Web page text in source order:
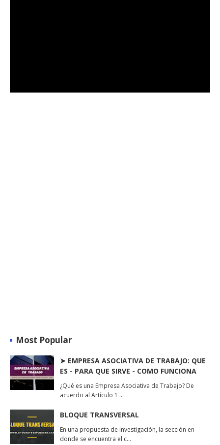
Most Popular
➤ EMPRESA ASOCIATIVA DE TRABAJO: QUE
ES - PARA QUE SIRVE - COMO FUNCIONA
¿Qué es una Empresa Asociativa de Trabajo? De
acuerdo al Artículo 1 …
BLOQUE TRANSVERSAL
En una propuesta de investigación, la sección en
donde se encuentra el c…